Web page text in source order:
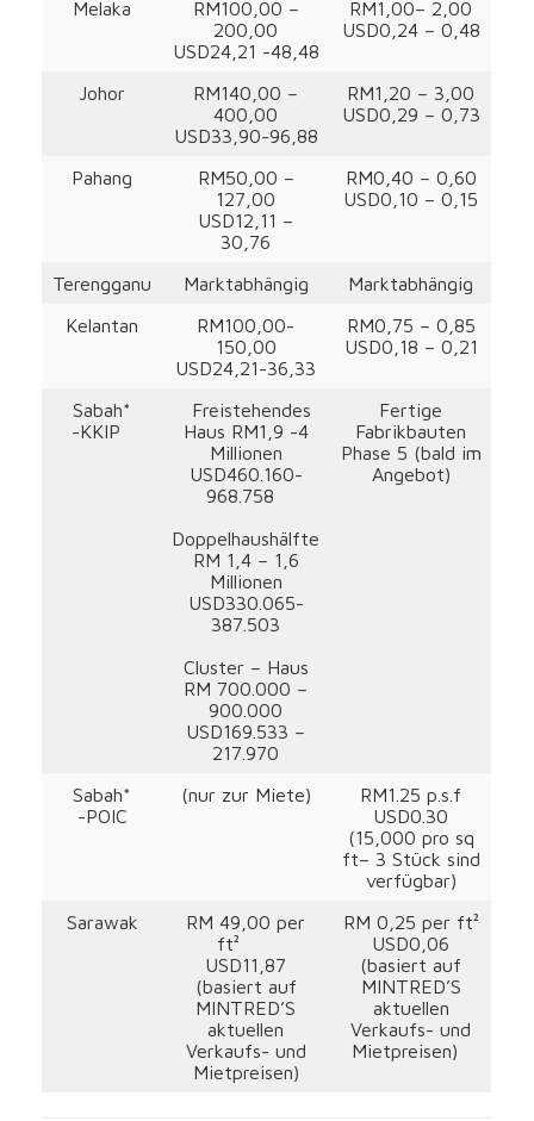
Melaka
RM100,00 –
200,00
USD24,21 -48,48
RM1,00– 2,00
USD0,24 – 0,48
Johor
RM140,00 –
400,00
USD33,90-96,88
RM1,20 – 3,00
USD0,29 – 0,73
Pahang
RM50,00 –
127,00
USD12,11 –
30,76
RM0,40 – 0,60
USD0,10 – 0,15
Terengganu Marktabhängig
Marktabhängig
Kelantan
RM100,00-
150,00
USD24,21-36,33
RM0,75 – 0,85
USD0,18 – 0,21
Sabah*
-KKIP
Freistehendes
Haus RM1,9 -4
Millionen
USD460.160-
968.758
Doppelhaushälfte
RM 1,4 – 1,6
Millionen
USD330.065-
387.503
Cluster – Haus
RM 700.000 –
900.000
USD169.533 –
217.970
Fertige
Fabrikbauten
Phase 5 (bald im
Angebot)
Sabah*
-POIC
(nur zur Miete)
RM1.25 p.s.f
USD0.30
(15,000 pro sq
ft– 3 Stück sind
verfügbar)
Sarawak
RM 49,00 per
ft²
USD11,87
(basiert auf
MINTRED’S
aktuellen
Verkaufs- und
Mietpreisen)
RM 0,25 per ft²
USD0,06
(basiert auf
MINTRED’S
aktuellen
Verkaufs- und
Mietpreisen)